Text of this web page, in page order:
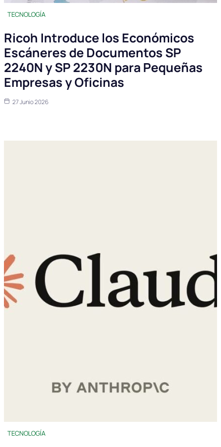
TECNOLOGÍA
Ricoh Introduce los Económicos
Escáneres de Documentos SP
2240N y SP 2230N para Pequeñas
Empresas y Oficinas
27 Junio 2026
TECNOLOGÍA